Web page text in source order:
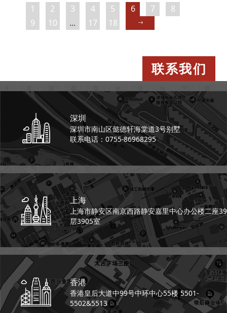
1 2 3 4 5 6 7
8
9
10 ... 17 18
联系我们
深圳
深圳市南山区懿德轩海棠道3号别墅
联系电话：0755-86968295
上海
上海市静安区南京西路静安嘉里中心办公楼二座39
层3905室
香港
香港皇后大道中99号中环中心55楼 5501-
5502&5513